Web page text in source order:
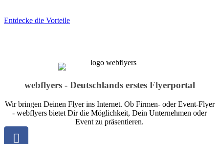
Entdecke die Vorteile
webflyers - Deutschlands erstes Flyerportal
Wir bringen Deinen Flyer ins Internet. Ob Firmen- oder Event-Flyer
- webflyers bietet Dir die Möglichkeit, Dein Unternehmen oder
Event zu präsentieren.